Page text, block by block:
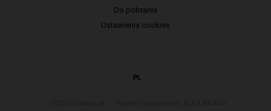
Do pobrania
Ustawienia cookies
PL